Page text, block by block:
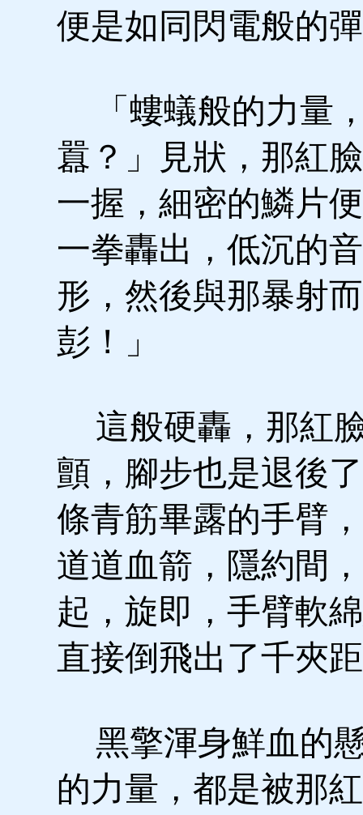
便是如同閃電般的
「螻蟻般的力量
囂？」見狀，那紅
一握，細密的鱗片
一拳轟出，低沉的
形，然後與那暴射
彭！」
這般硬轟，那紅
顫，腳步也是退後
條青筋畢露的手臂
道道血箭，隱約間
起，旋即，手臂軟
直接倒飛出了千夾
黑擎渾身鮮血的
的力量，都是被那